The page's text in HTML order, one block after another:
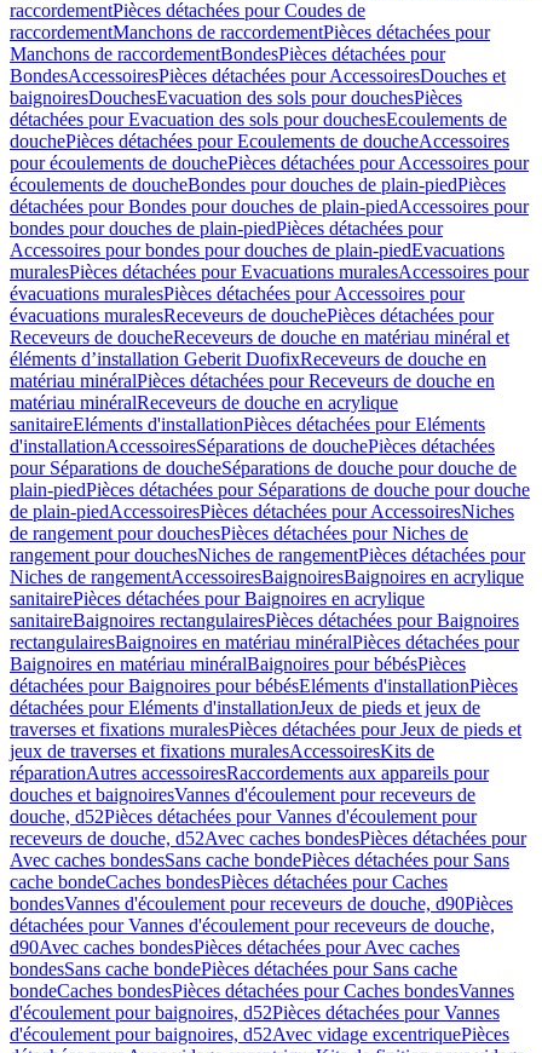
raccordementPièces détachées pour Coudes de
raccordementManchons de raccordementPièces détachées pour
Manchons de raccordementBondesPièces détachées pour
BondesAccessoiresPièces détachées pour AccessoiresDouches et
baignoiresDouchesEvacuation des sols pour douchesPièces
détachées pour Evacuation des sols pour douchesEcoulements de
douchePièces détachées pour Ecoulements de doucheAccessoires
pour écoulements de douchePièces détachées pour Accessoires pour
écoulements de doucheBondes pour douches de plain-piedPièces
détachées pour Bondes pour douches de plain-piedAccessoires pour
bondes pour douches de plain-piedPièces détachées pour
Accessoires pour bondes pour douches de plain-piedEvacuations
muralesPièces détachées pour Evacuations muralesAccessoires pour
évacuations muralesPièces détachées pour Accessoires pour
évacuations muralesReceveurs de douchePièces détachées pour
Receveurs de doucheReceveurs de douche en matériau minéral et
éléments d’installation Geberit DuofixReceveurs de douche en
matériau minéralPièces détachées pour Receveurs de douche en
matériau minéralReceveurs de douche en acrylique
sanitaireEléments d'installationPièces détachées pour Eléments
d'installationAccessoiresSéparations de douchePièces détachées
pour Séparations de doucheSéparations de douche pour douche de
plain-piedPièces détachées pour Séparations de douche pour douche
de plain-piedAccessoiresPièces détachées pour AccessoiresNiches
de rangement pour douchesPièces détachées pour Niches de
rangement pour douchesNiches de rangementPièces détachées pour
Niches de rangementAccessoiresBaignoiresBaignoires en acrylique
sanitairePièces détachées pour Baignoires en acrylique
sanitaireBaignoires rectangulairesPièces détachées pour Baignoires
rectangulairesBaignoires en matériau minéralPièces détachées pour
Baignoires en matériau minéralBaignoires pour bébésPièces
détachées pour Baignoires pour bébésEléments d'installationPièces
détachées pour Eléments d'installationJeux de pieds et jeux de
traverses et fixations muralesPièces détachées pour Jeux de pieds et
jeux de traverses et fixations muralesAccessoiresKits de
réparationAutres accessoiresRaccordements aux appareils pour
douches et baignoiresVannes d'écoulement pour receveurs de
douche, d52Pièces détachées pour Vannes d'écoulement pour
receveurs de douche, d52Avec caches bondesPièces détachées pour
Avec caches bondesSans cache bondePièces détachées pour Sans
cache bondeCaches bondesPièces détachées pour Caches
bondesVannes d'écoulement pour receveurs de douche, d90Pièces
détachées pour Vannes d'écoulement pour receveurs de douche,
d90Avec caches bondesPièces détachées pour Avec caches
bondesSans cache bondePièces détachées pour Sans cache
bondeCaches bondesPièces détachées pour Caches bondesVannes
d'écoulement pour baignoires, d52Pièces détachées pour Vannes
d'écoulement pour baignoires, d52Avec vidage excentriquePièces